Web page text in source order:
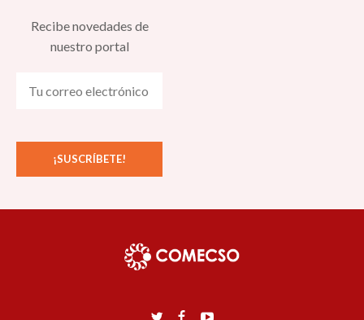
Recibe novedades de
nuestro portal